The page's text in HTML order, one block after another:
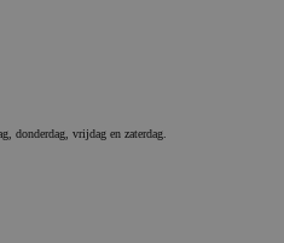
donderdag, vrijdag en zaterdag.